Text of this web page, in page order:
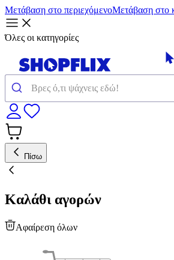
Μετάβαση στο περιεχόμενοΜετάβαση στο
Όλες οι κατηγορίες
Πίσω
Καλάθι αγορών
Αφαίρεση όλων